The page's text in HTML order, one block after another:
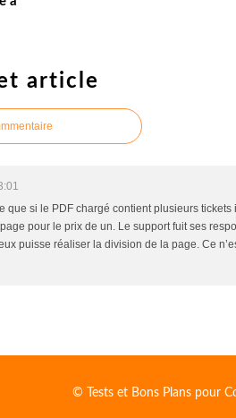
article
que si le PDF chargé contient plusieurs
pour le prix de un. Le support fuit ses
puisse réaliser la division de la page. Ce
© Tests et Bons Plans pour